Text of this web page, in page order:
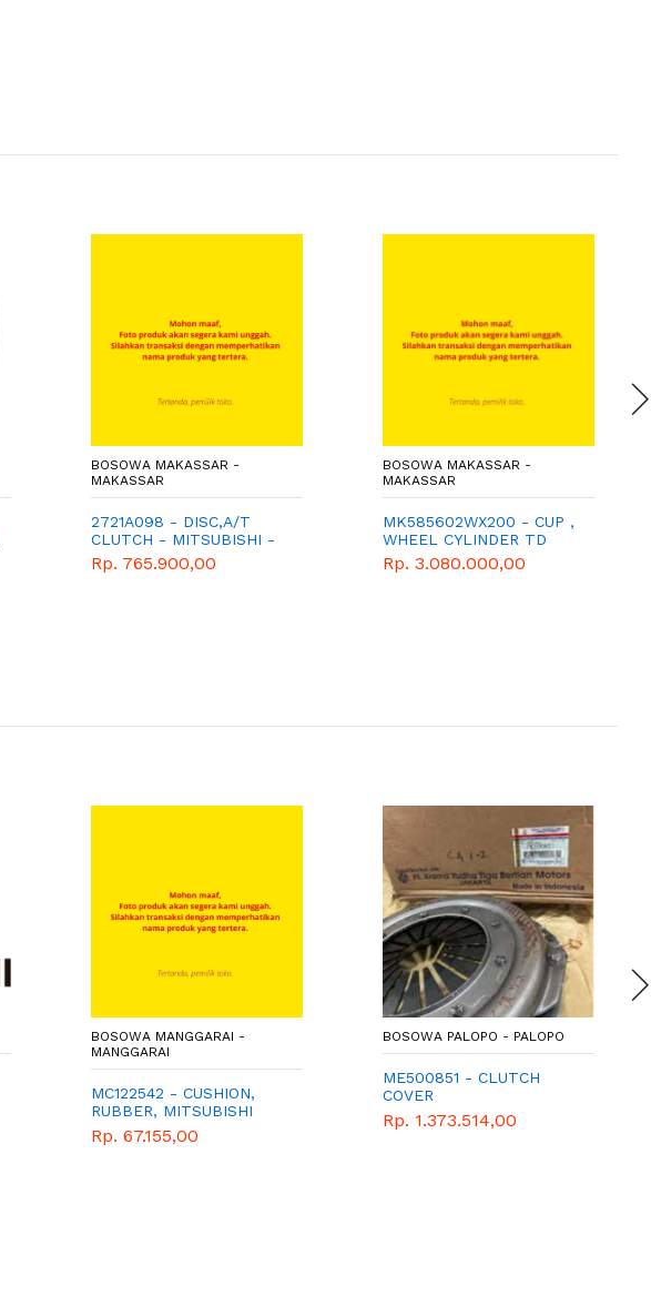
BOSOWA MAKASSAR -
MAKASSAR
2721A098 - DISC,A/T
CLUTCH - MITSUBISHI -
GENUINE
Rp. 765.900,00
BOSOWA MAKASSAR -
MAKASSAR
MK585602WX200 - CUP ,
WHEEL CYLINDER TD
(200PCS) - KARET REM -
MITSUBISHI - WIMA TIGA
Rp. 3.080.000,00
BOSOWA MANGGARAI -
MANGGARAI
MC122542 - CUSHION,
RUBBER, MITSUBISHI
Rp. 67.155,00
BOSOWA PALOPO - PALOPO
ME500851 - CLUTCH
COVER
Rp. 1.373.514,00